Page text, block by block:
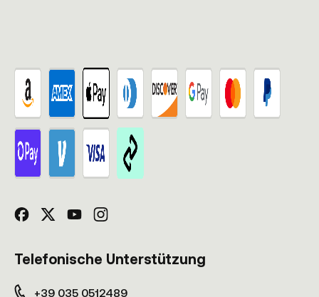
Telefonische Unterstützung
+39 035 0512489